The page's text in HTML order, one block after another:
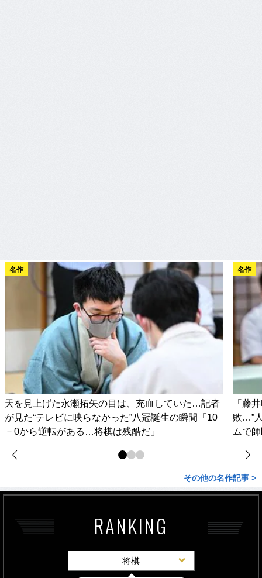
名作
天を見上げた永瀬拓矢の目は、充血していた…記者
が見た“テレビに映らなかった”八冠誕生の瞬間「10
－0から逆転がある…将棋は残酷だ」
名作
「藤
敗…”
ムで
その他の名作記事 >
RANKING
将棋